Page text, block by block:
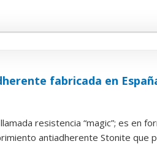
fabricada en
resistencia “magic”; es en
antiadherente Stonite que